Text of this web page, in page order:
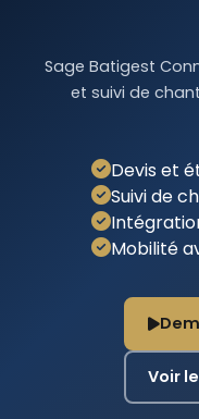
Sage Batigest
et suivi de
Devis et
Suivi de
Mobilité
Voir